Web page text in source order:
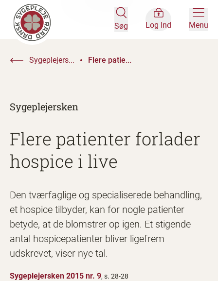
Søg Log Ind Menu
Sygeplejers... Flere patie...
Sygeplejersken
Flere patienter forlader
hospice i live
Den tværfaglige og specialiserede behandling,
et hospice tilbyder, kan for nogle patienter
betyde, at de blomstrer op igen. Et stigende
antal hospicepatienter bliver ligefrem
udskrevet, viser nye tal.
Sygeplejersken 2015 nr. 9, s. 28-28